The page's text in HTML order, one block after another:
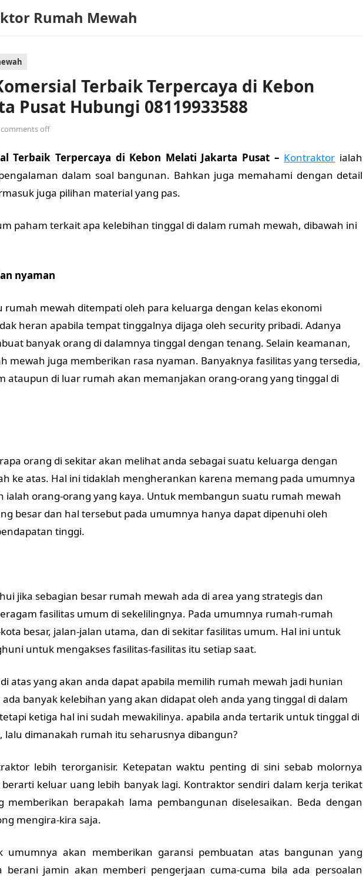
Rumah Mewah
Terbaik Terpercaya di Kebon
Pusat Hubungi 08119933588
comments off
Terbaik Terpercaya di Kebon Melati Jakarta Pusat – Kontraktor ialah
dalam soal bangunan. Bahkan juga memahami dengan detail
juga pilihan material yang pas.
paham terkait apa kelebihan tinggal di dalam rumah mewah, dibawah ini
nyaman
rumah mewah ditempati oleh para keluarga dengan kelas ekonomi
heran apabila tempat tinggalnya dijaga oleh security pribadi. Adanya
banyak orang di dalamnya tinggal dengan tenang. Selain keamanan,
mewah juga memberikan rasa nyaman. Banyaknya fasilitas yang tersedia,
ataupun di luar rumah akan memanjakan orang-orang yang tinggal di
orang di sekitar akan melihat anda sebagai suatu keluarga dengan
ke atas. Hal ini tidaklah mengherankan karena memang pada umumnya
ialah orang-orang yang kaya. Untuk membangun suatu rumah mewah
besar dan hal tersebut pada umumnya hanya dapat dipenuhi oleh
tinggi.
jika sebagian besar rumah mewah ada di area yang strategis dan
fasilitas umum di sekelilingnya. Pada umumnya rumah-rumah
besar, jalan-jalan utama, dan di sekitar fasilitas umum. Hal ini untuk
untuk mengakses fasilitas-fasilitas itu setiap saat.
atas yang akan anda dapat apabila memilih rumah mewah jadi hunian
banyak kelebihan yang akan didapat oleh anda yang tinggal di dalam
ketiga hal ini sudah mewakilinya. apabila anda tertarik untuk tinggal di
lalu dimanakah rumah itu seharusnya dibangun?
lebih terorganisir. Ketepatan waktu penting di sini sebab molornya
keluar uang lebih banyak lagi. Kontraktor sendiri dalam kerja terikat
memberikan berapakah lama pembangunan diselesaikan. Beda dengan
mengira-kira saja.
umumnya akan memberikan garansi pembuatan atas bangunan yang
berani jamin akan memberi pengerjaan cuma-cuma bila ada persoalan